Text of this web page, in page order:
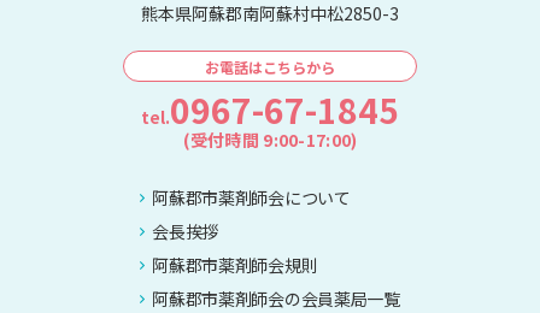
熊本県阿蘇郡南阿蘇村中松2850-3
お電話はこちらから
tel.0967-67-1845
(受付時間 9:00-17:00)
阿蘇郡市薬剤師会について
会長挨拶
阿蘇郡市薬剤師会規則
阿蘇郡市薬剤師会の会員薬局一覧